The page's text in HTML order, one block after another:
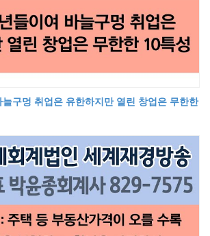
구멍 취업은 유한하지만 열린 창업은 무한한